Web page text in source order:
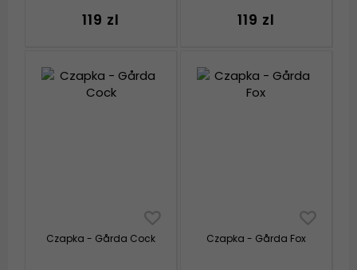
119 zl 119 zl
Czapka - Gårda Cock Czapka - Gårda Fox